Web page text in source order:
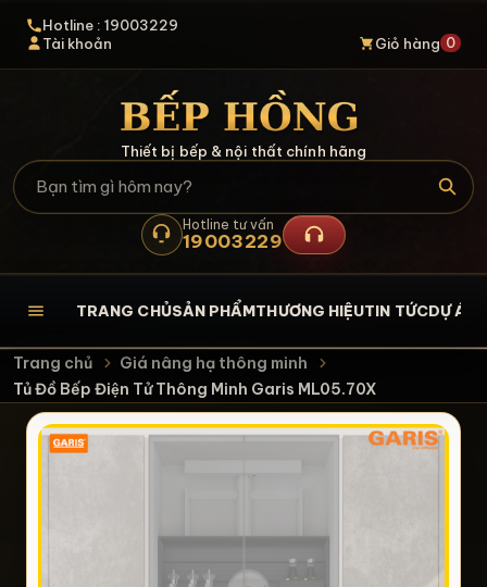
Hotline : 19003229
Tài khoản
Giỏ hàng 0
Thiết bị bếp & nội thất chính hãng
Hotline tư vấn
19003229
TRANG CHỦSẢN PHẨMTHƯƠNG HIỆUTIN TỨCDỰ ÁN
Trang chủ
Giá nâng hạ thông minh
Tủ Đồ Bếp Điện Tử Thông Minh Garis ML05.70X